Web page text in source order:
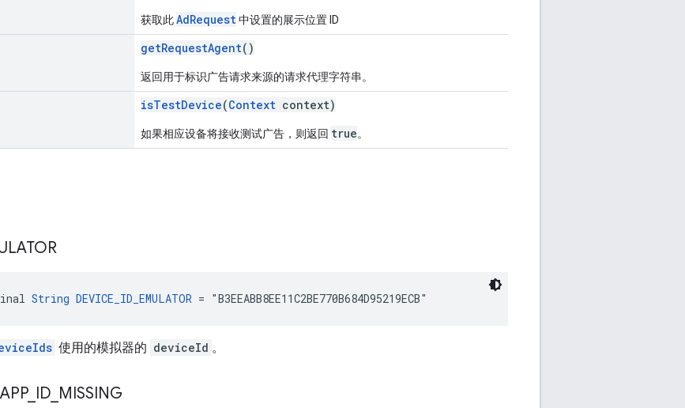
获取此AdRequest中设置的展示位置 ID
getRequestAgent()
返回用于标识广告请求来源的请求代理字符串。
isTestDevice(Context context)
如果相应设备将接收测试广告，则返回 true。
String DEVICE_ID_EMULATOR = "B3EEABB8EE11C2BE770B684D95219ECB"
使用的模拟器的 deviceId 。
APP_ ID MISSING